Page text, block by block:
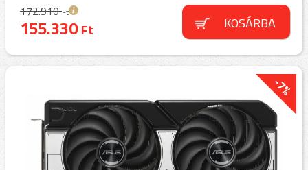
172.910Ft
155.330Ft KOSÁRBA
-7%